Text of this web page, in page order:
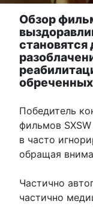
Обзор
становятся
Победитель
фильмов
в часто
обращая
Частично
частично